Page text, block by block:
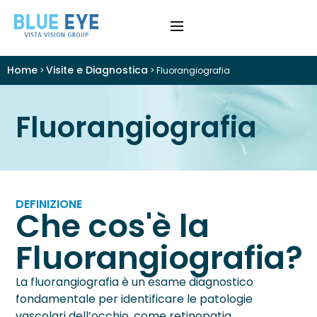
Home > Visite e Diagnostica > Fluorangiografia
Fluorangiografia
DEFINIZIONE
Che cos'è la
Fluorangiografia?
La fluorangiografia è un esame diagnostico
fondamentale per identificare le patologie
Difetti Visivi ›
Cataratta
Trattamenti
Visite e Diagnostica
Chi Siamo
Colloquio Informativo